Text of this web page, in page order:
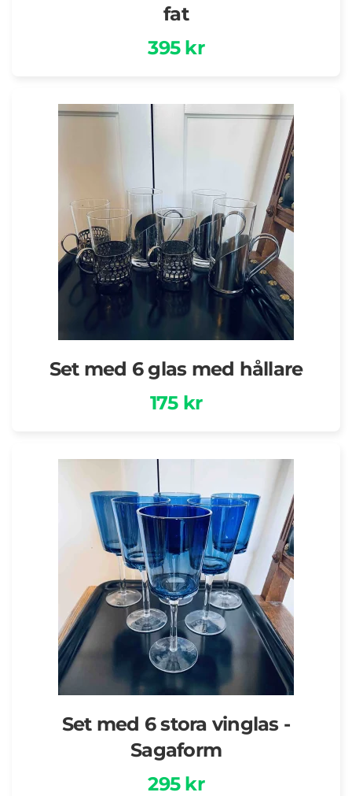
fat
395 kr
Set med 6 glas med hållare
175 kr
Set med 6 stora vinglas -
Sagaform
295 kr